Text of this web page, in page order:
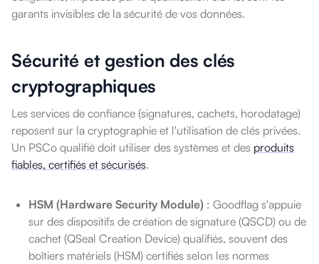
garants invisibles de la sécurité de vos données.
Sécurité et gestion des clés
cryptographiques
Les services de confiance (signatures, cachets, horodatage)
reposent sur la cryptographie et l'utilisation de clés privées.
Un PSCo qualifié doit utiliser des systèmes et des produits
fiables, certifiés et sécurisés.
HSM (Hardware Security Module) : Goodflag s'appuie
sur des dispositifs de création de signature (QSCD) ou de
cachet (QSeal Creation Device) qualifiés, souvent des
boîtiers matériels (HSM) certifiés selon les normes